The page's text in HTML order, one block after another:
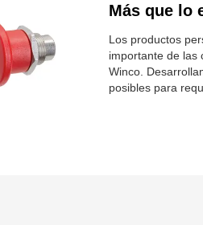
Más que lo
Los productos
importante de las
Winco.
posibles para